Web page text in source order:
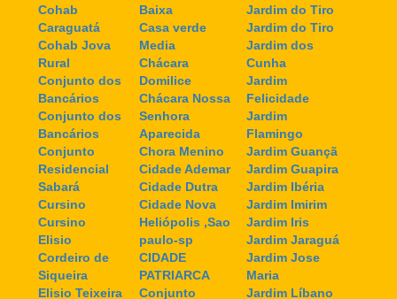
Cohab
Caraguatá
Cohab Jova
Rural
Conjunto dos
Bancários
Conjunto dos
Bancários
Conjunto
Residencial
Sabará
Cursino
Cursino
Elisio
Cordeiro de
Siqueira
Elisio Teixeira
Baixa
Casa verde
Media
Chácara
Domilice
Chácara Nossa
Senhora
Aparecida
Chora Menino
Cidade Ademar
Cidade Dutra
Cidade Nova
Heliópolis ,Sao
paulo-sp
CIDADE
PATRIARCA
Conjunto
Jardim do Tiro
Jardim do Tiro
Jardim dos
Cunha
Jardim
Felicidade
Jardim
Flamingo
Jardim Guançã
Jardim Guapira
Jardim Ibéria
Jardim Imirim
Jardim Iris
Jardim Jaraguá
Jardim Jose
Maria
Jardim Líbano